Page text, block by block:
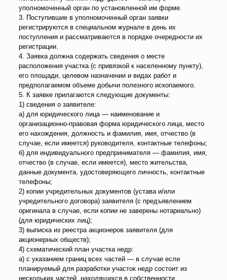
уполномоченный орган по установленной им форме.
3. Поступившие в уполномоченный орган заявки
регистрируются в специальном журнале в день их
поступления и рассматриваются в порядке очередности их
регистрации.
4. Заявка должна содержать сведения о месте
расположения участка (с привязкой к населенному пункту),
его площади, целевом назначении и видах работ и
предполагаемом объеме добычи полезного ископаемого.
5. К заявке прилагаются следующие документы:
1) сведения о заявителе:
а) для юридического лица — наименование и
организационно-правовая форма юридического лица, место
его нахождения, должность и фамилия, имя, отчество (в
случае, если имеется) руководителя, контактные телефоны;
б) для индивидуального предпринимателя — фамилия, имя,
отчество (в случае, если имеется), место жительства,
данные документа, удостоверяющего личность, контактные
телефоны;
2) копии учредительных документов (устава и/или
учредительного договора) заявителя (с предъявлением
оригинала в случае, если копии не заверены нотариально)
(для юридических лиц);
3) выписка из реестра акционеров заявителя (для
акционерных обществ);
4) схематический план участка недр:
а) с указанием границ всех частей — в случае если
планируемый для разработки участок недр состоит из
нескольких частей, находящихся в собственности,